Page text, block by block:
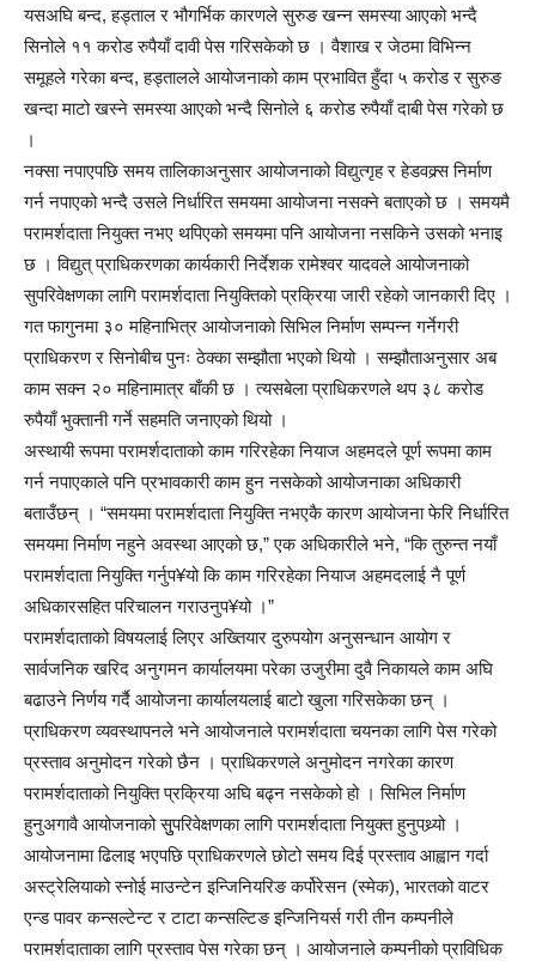
यसअघि बन्द, हड्ताल र भौगर्भिक कारणले सुरुङ खन्न समस्या आएको भन्दै
सिनोले ११ करोड रुपैयाँ दावी पेस गरिसकेको छ । वैशाख र जेठमा विभिन्न
समूहले गरेका बन्द, हड्तालले आयोजनाको काम प्रभावित हुँदा ५ करोड र सुरुङ
खन्दा माटो खस्ने समस्या आएको भन्दै सिनोले ६ करोड रुपैयाँ दाबी पेस गरेको छ
।
नक्सा नपाएपछि समय तालिकाअनुसार आयोजनाको विद्युत्गृह र हेडवक्र्स निर्माण
गर्न नपाएको भन्दै उसले निर्धारित समयमा आयोजना नसक्ने बताएको छ । समयमै
परामर्शदाता नियुक्त नभए थपिएको समयमा पनि आयोजना नसकिने उसको भनाइ
छ । विद्युत् प्राधिकरणका कार्यकारी निर्देशक रामेश्वर यादवले आयोजनाको
सुपरिवेक्षणका लागि परामर्शदाता नियुक्तिको प्रक्रिया जारी रहेको जानकारी दिए ।
गत फागुनमा ३० महिनाभित्र आयोजनाको सिभिल निर्माण सम्पन्न गर्नेगरी
प्राधिकरण र सिनोबीच पुनः ठेक्का सम्झौता भएको थियो । सम्झौताअनुसार अब
काम सक्न २० महिनामात्र बाँकी छ । त्यसबेला प्राधिकरणले थप ३८ करोड
रुपैयाँ भुक्तानी गर्ने सहमति जनाएको थियो ।
अस्थायी रूपमा परामर्शदाताको काम गरिरहेका नियाज अहमदले पूर्ण रूपमा काम
गर्न नपाएकाले पनि प्रभावकारी काम हुन नसकेको आयोजनाका अधिकारी
बताउँछन् । “समयमा परामर्शदाता नियुक्ति नभएकै कारण आयोजना फेरि निर्धारित
समयमा निर्माण नहुने अवस्था आएको छ,” एक अधिकारीले भने, “कि तुरुन्त नयाँ
परामर्शदाता नियुक्ति गर्नुप¥यो कि काम गरिरहेका नियाज अहमदलाई नै पूर्ण
अधिकारसहित परिचालन गराउनुप¥यो ।”
परामर्शदाताको विषयलाई लिएर अख्तियार दुरुपयोग अनुसन्धान आयोग र
सार्वजनिक खरिद अनुगमन कार्यालयमा परेका उजुरीमा दुवै निकायले काम अघि
बढाउने निर्णय गर्दै आयोजना कार्यालयलाई बाटो खुला गरिसकेका छन् ।
प्राधिकरण व्यवस्थापनले भने आयोजनाले परामर्शदाता चयनका लागि पेस गरेको
प्रस्ताव अनुमोदन गरेको छैन । प्राधिकरणले अनुमोदन नगरेका कारण
परामर्शदाताको नियुक्ति प्रक्रिया अघि बढ्न नसकेको हो । सिभिल निर्माण
हुनुअगावै आयोजनाको सुुपरिवेक्षणका लागि परामर्शदाता नियुक्त हुनुपथ्र्यो ।
आयोजनामा ढिलाइ भएपछि प्राधिकरणले छोटो समय दिई प्रस्ताव आह्वान गर्दा
अस्ट्रेलियाको स्नोई माउन्टेन इन्जिनियरिङ कर्पोरेसन (स्मेक), भारतको वाटर
एन्ड पावर कन्सल्टेन्ट र टाटा कन्सल्टिङ इन्जिनियर्स गरी तीन कम्पनीले
परामर्शदाताका लागि प्रस्ताव पेस गरेका छन् । आयोजनाले कम्पनीको प्राविधिक